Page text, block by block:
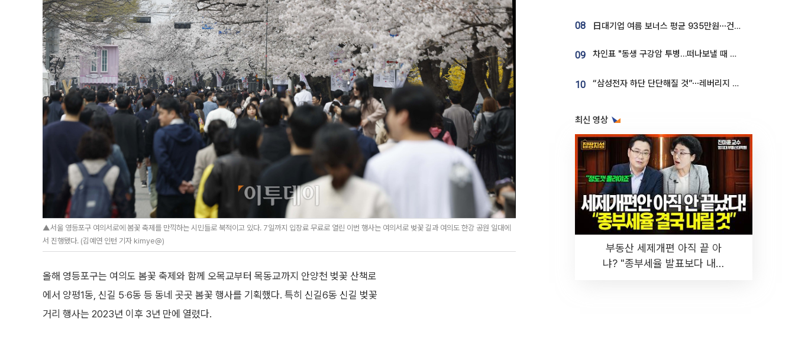
▲서울 영등포구 여의서로에 봄꽃 축제를 만끽하는 시민들로 북적이고 있다. 7일까지 입장료 무료로 열린 이번 행사는 여의서로 벚꽃 길과 여의도 한강 공원 일대에
서 진행됐다. (김예연 인턴 기자 kimye@)
올해 영등포구는 여의도 봄꽃 축제와 함께 오목교부터 목동교까지 안양천 벚꽃 산책로
에서 양평1동, 신길 5‧6동 등 동네 곳곳 봄꽃 행사를 기획했다. 특히 신길6동 신길 벚꽃
거리 행사는 2023년 이후 3년 만에 열렸다.
08 日대기업 여름 보너스 평균 935만원⋯건설회사 1800만 넘어
09 차인표 "동생 구강암 투병…떠나보낼 때 가장 힘들었다”
10 “삼성전자 하단 단단해질 것”⋯레버리지 규제에 쏠림 완화 [찐코노미]
최신 영상
부동산 세제개편 아직 끝 아
냐? "종부세율 발표보다 내릴